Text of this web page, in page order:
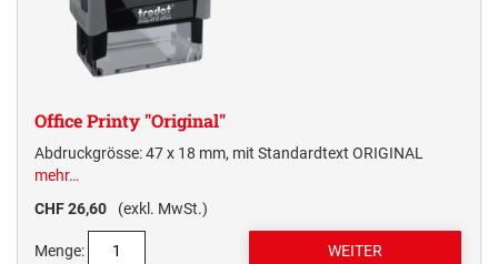
Office Printy "Original"
Abdruckgrösse: 47 x 18 mm, mit Standardtext ORIGINAL
mehr…
CHF 26,60
(exkl. MwSt.)
Menge: